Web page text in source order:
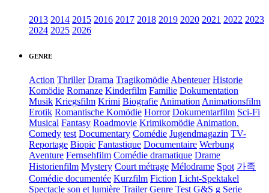
2013 2014 2015 2016 2017 2018 2019 2020 2021 2022 2023
2024 2025 2026
GENRE
Action Thriller Drama TragikomödieAbenteuer Historie
Komödie Romanze Kinderfilm Familie Dokumentation
Musik Kriegsfilm Krimi BiografieAnimationAnimationsfilm
Erotik Romantische Komödie Horror Dokumentarfilm Sci-Fi
Musical Fantasy Roadmovie KrimikomödieAnimation.
Comedy test Documentary Comédie Jugendmagazin TV-
Reportage Biopic Fantastique Documentaire Werbung
Aventure Fernsehfilm Comédie dramatique Drame
Historienfilm Mystery Court métrage Mélodrame Spot 가족
Comédie documentée Kurzfilm Fiction Licht-Spektakel
Spectacle son et lumière Trailer Genre Test G&S g Serie